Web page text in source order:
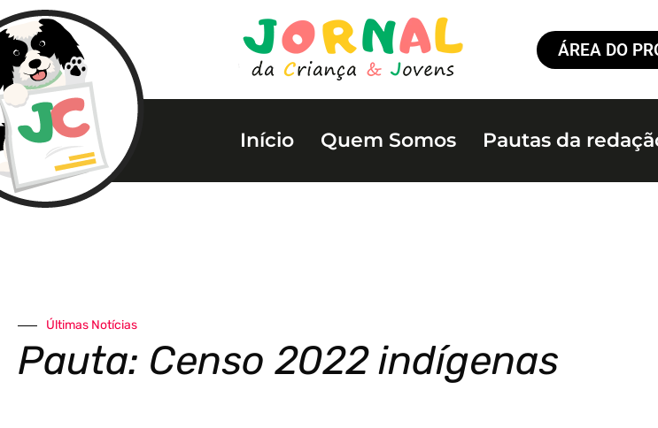
ÁREA DO
Início Quem Somos Pautas da
Últimas Notícias
Pauta: Censo 2022 indígenas